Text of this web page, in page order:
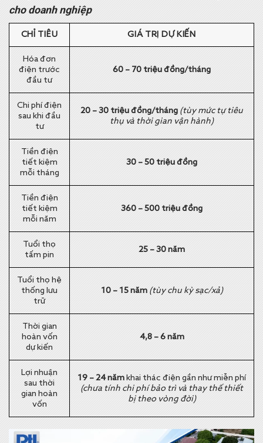
cho doanh nghiệp
CHỈ TIÊU GIÁ TRỊ DỰ KIẾN
Hóa đơn
điện trước
đầu tư
60 – 70 triệu đồng/tháng
Chi phí điện
sau khi đầu
tư
20 – 30 triệu đồng/tháng (tùy mức tự tiêu
thụ và thời gian vận hành)
Tiền điện
tiết kiệm
mỗi tháng
30 – 50 triệu đồng
Tiền điện
tiết kiệm
mỗi năm
360 – 500 triệu đồng
Tuổi thọ
tấm pin
25 – 30 năm
Tuổi thọ hệ
thống lưu
trữ
10 – 15 năm (tùy chu kỳ sạc/xả)
Thời gian
hoàn vốn
dự kiến
4,8 – 6 năm
Lợi nhuận
sau thời
gian hoàn
vốn
19 – 24 nămkhai thác điện gần như miễn phí
(chưa tính chi phí bảo trì và thay thế thiết
bị theo vòng đời)